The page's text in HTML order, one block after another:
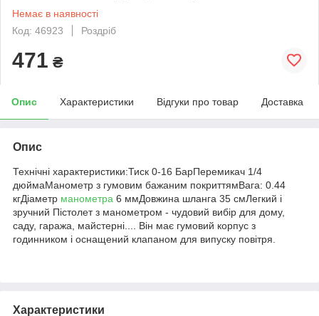
Немає в наявності
Код: 46923
Роздріб
471 ₴
Опис Характеристики Відгуки про товар Доставка
Опис
Технічні характеристики:Тиск 0-16 БарПеремикач 1/4
дюймаМанометр з гумовим бажаним покриттямВага: 0.44
кгДіаметр манометра 6 ммДовжина шланга 35 смЛегкий і
зручний Пістолет з манометром - чудовий вибір для дому,
саду, гаража, майстерні.... Він має гумовий корпус з
годинником і оснащений клапаном для випуску повітря.
Характеристики